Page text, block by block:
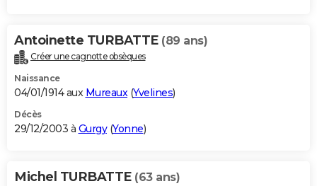
Antoinette TURBATTE (89 ans)
Créer une cagnotte obsèques
Naissance
04/01/1914 aux Mureaux(Yvelines)
Décès
29/12/2003 à Gurgy(Yonne)
Michel TURBATTE (63 ans)